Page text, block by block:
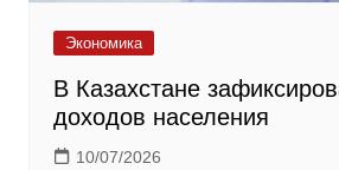
Экономика
В Казахстане
доходов населения
10/07/2026